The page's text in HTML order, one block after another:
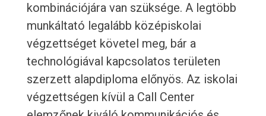
kombinációjára van szüksége. A legtöbb
munkáltató legalább középiskolai
végzettséget követel meg, bár a
technológiával kapcsolatos területen
szerzett alapdiploma előnyös. Az iskolai
végzettségen kívül a Call Center